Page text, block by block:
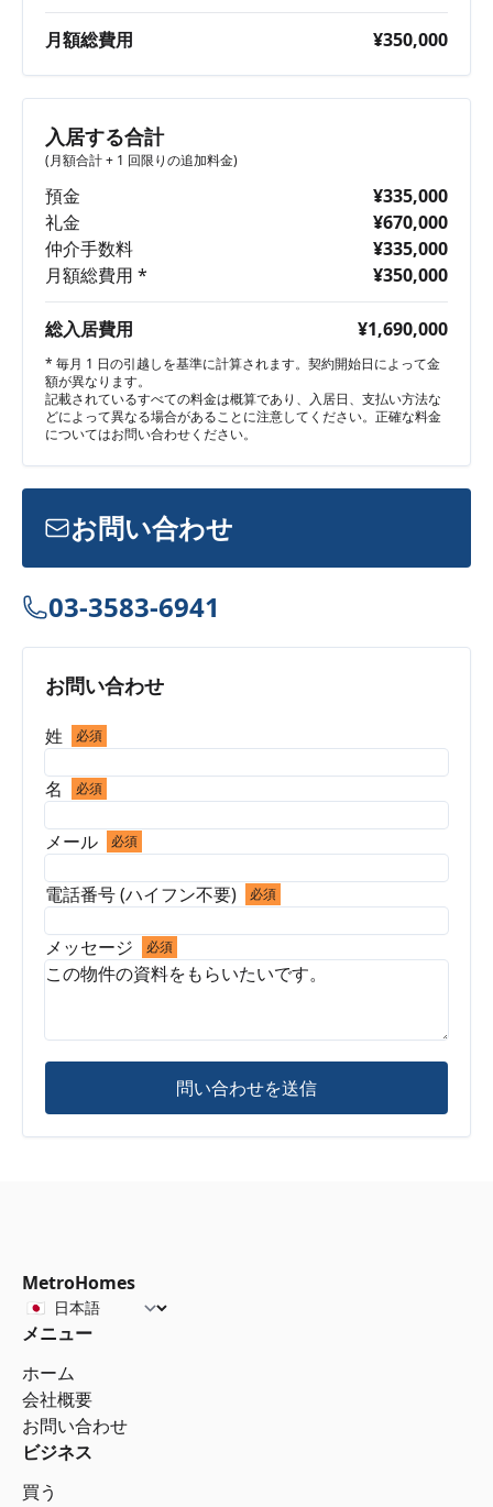
月額総費用 ¥350,000
入居する合計
(月額合計 + 1 回限りの追加料金)
預金
¥335,000
礼金
¥670,000
仲介手数料
¥335,000
月額総費用 *
¥350,000
総入居費用 ¥1,690,000
* 毎月 1 日の引越しを基準に計算されます。契約開始日によって金
額が異なります。
記載されているすべての料金は概算であり、入居日、支払い方法な
どによって異なる場合があることに注意してください。正確な料金
についてはお問い合わせください。
お問い合わせ
03-3583-6941
お問い合わせ
姓 必須
名 必須
メール 必須
電話番号 (ハイフン不要) 必須
メッセージ 必須
問い合わせを送信
MetroHomes
メニュー
ホーム
会社概要
お問い合わせ
ビジネス
買う